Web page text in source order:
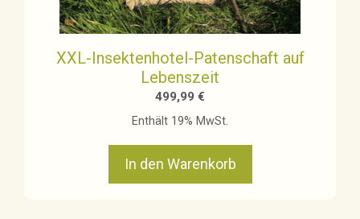
XXL-Insektenhotel-Patenschaft auf
Lebenszeit
499,99 €
Enthält 19% MwSt.
In den Warenkorb